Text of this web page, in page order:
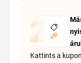
Kattints a